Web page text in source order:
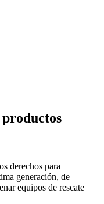
derechos para
generación, de
equipos de rescate